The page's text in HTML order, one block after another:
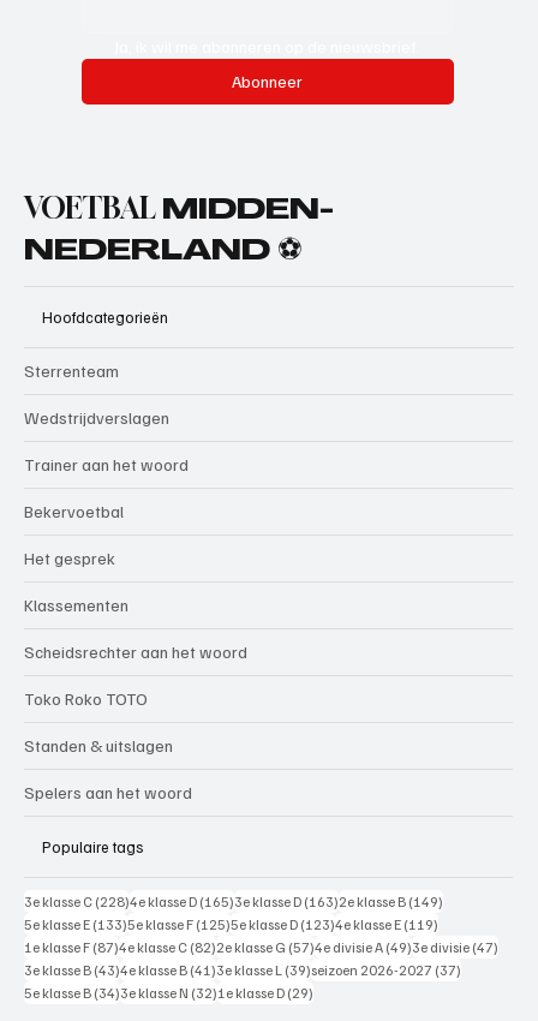
Abonneer
VOETBAL MIDDEN-
NEDERLAND ⚽
Hoofdcategorieën
Sterrenteam
Wedstrijdverslagen
Trainer aan het woord
Bekervoetbal
Het gesprek
Klassementen
Scheidsrechter aan het woord
Toko Roko TOTO
Standen & uitslagen
Spelers aan het woord
Populaire tags
3e klasse C (228)228 posts
4e klasse D (165)165 posts
3e klasse D (163)163 posts
2e klasse B (149)
5e klasse E (133)133 posts
5e klasse F (125)125 posts
5e klasse D (123)123 posts
4e klasse E (119)
1e klasse F (87)87 posts
4e klasse C (82)82 posts
2e klasse G (57)57 posts
4e divisie A (49)49 posts
3e divisie (47)
3e klasse B (43)43 posts
4e klasse B (41)41 posts
3e klasse L (39)39 posts
seizoen 2026-2027 (37)
5e klasse B (34)34 posts
3e klasse N (32)32 posts
1e klasse D (29)